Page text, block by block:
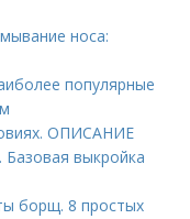
носа:
популярные
ОПИСАНИЕ
выкройка
борщ. 8 простых